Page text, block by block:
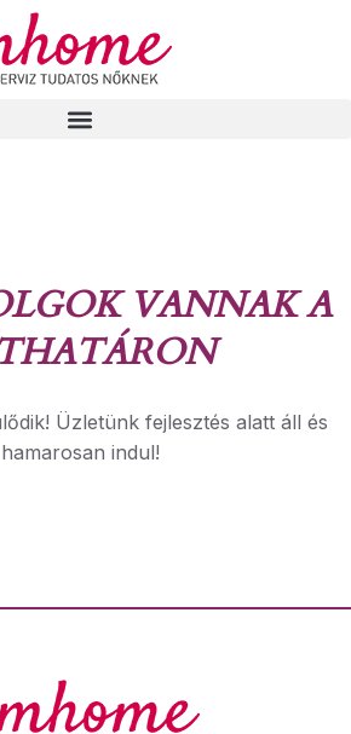
VANNAK A
Üzletünk fejlesztés alatt áll és
hamarosan indul!